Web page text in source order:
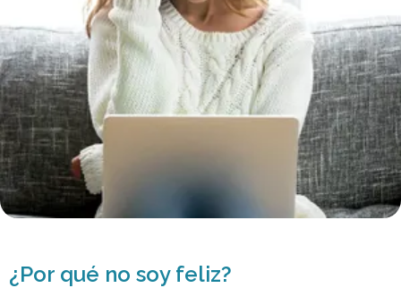
¿Por qué no soy feliz?